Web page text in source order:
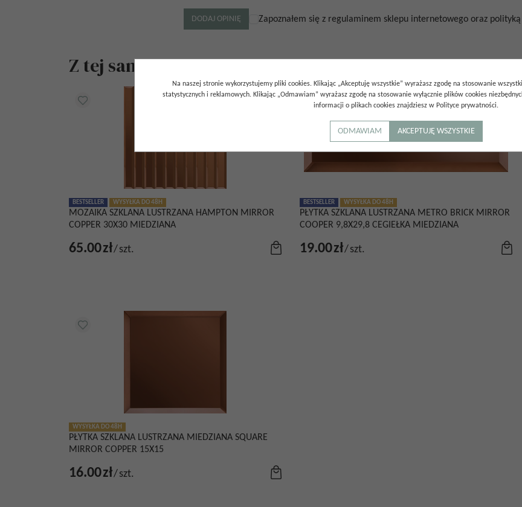
Zapoznałem się z regulaminem sklepu internetowego oraz
Z tej samej kolekcji
BESTSELLER WYSYŁKA DO 48H
MOZAIKA SZKLANA LUSTRZANA HAMPTON MIRROR
COPPER 30X30 MIEDZIANA
65.00zł/szt.
BESTSELLER WYSYŁKA DO 48H
PŁYTKA SZKLANA LUSTRZANA METRO BRICK MIRROR
COOPER 9,8X29,8 CEGIEŁKA MIEDZIANA
19.00zł/szt.
WYSYŁKA DO 48H
PŁYTKA SZKLANA LUSTRZANA MIEDZIANA SQUARE
MIRROR COPPER 15X15
16.00zł/szt.
Na naszej stronie wykorzystujemy pliki cookies. Klikając „Akceptuję wszystkie” wyrażasz zgodę na stosowanie
statystycznych i reklamowych. Klikając „Odmawiam” wyrażasz zgodę na stosowanie wyłącznie plików cookies
informacji o plikach cookies znajdziesz w Polityce prywatności.
ODMAWIAM AKCEPTUJĘ WSZYSTKIE